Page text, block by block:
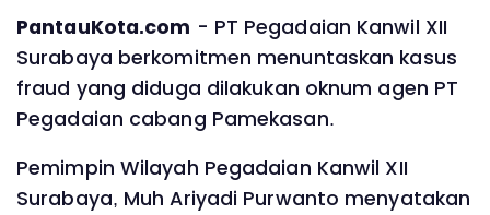
PantauKota.com - PT Pegadaian Kanwil XII
Surabaya berkomitmen menuntaskan kasus
fraud yang diduga dilakukan oknum agen PT
Pegadaian cabang Pamekasan.
Pemimpin Wilayah Pegadaian Kanwil XII
Surabaya, Muh Ariyadi Purwanto menyatakan